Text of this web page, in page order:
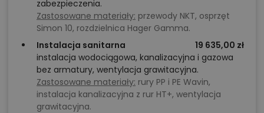
zabezpieczenia.
Zastosowane materiały: przewody NKT, osprzęt
Simon 10, rozdzielnica Hager Gamma.
Instalacja sanitarna
19 635,00 zł
instalacja wodociągowa, kanalizacyjna i gazowa
bez armatury, wentylacja grawitacyjna.
Zastosowane materiały: rury PP i PE Wavin,
instalacja kanalizacyjna z rur HT+, wentylacja
grawitacyjna.